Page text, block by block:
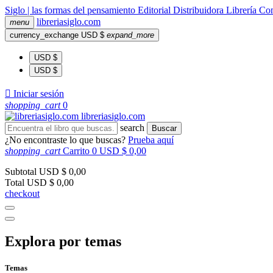
Siglo | las formas del pensamiento Editorial Distribuidora Librería
menu libreriasiglo.com
currency_exchange USD $ expand_more
USD $
USD $
 Iniciar sesión
shopping_cart 0
libreriasiglo.com
search
Buscar
¿No encontraste lo que buscas? Prueba aquí
shopping_cart Carrito 0 USD $ 0,00
Subtotal USD $ 0,00
Total USD $ 0,00
checkout
Explora por temas
Temas